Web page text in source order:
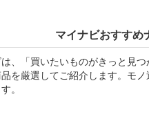
マイナビおすすめ
、「買いたいものがきっと見
を厳選してご紹介します。モ
。